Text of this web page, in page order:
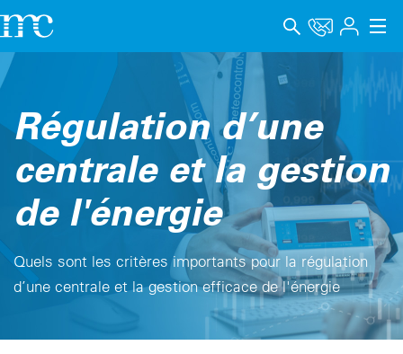
Produits
Support & Formation
Entreprise
Langue
Régulation d’une
centrale et la gestion
de l'énergie
Quels sont les critères importants pour la régulation
d’une centrale et la gestion efficace de l'énergie